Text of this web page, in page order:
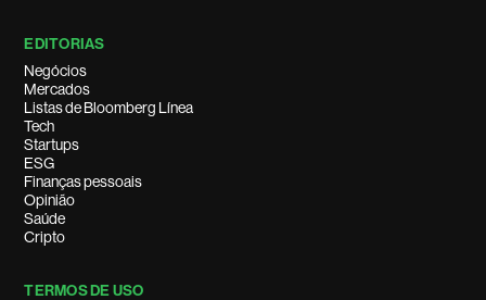
EDITORIAS
Negócios
Mercados
Listas de Bloomberg Línea
Tech
Startups
ESG
Finanças pessoais
Opinião
Saúde
Cripto
TERMOS DE USO